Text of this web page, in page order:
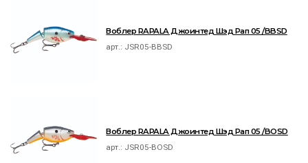
Воблер RAPALA Джоинтед Шэд Рап 05 /BBSD
арт.: JSR05-BBSD
Воблер RAPALA Джоинтед Шэд Рап 05 /BOSD
арт.: JSR05-BOSD